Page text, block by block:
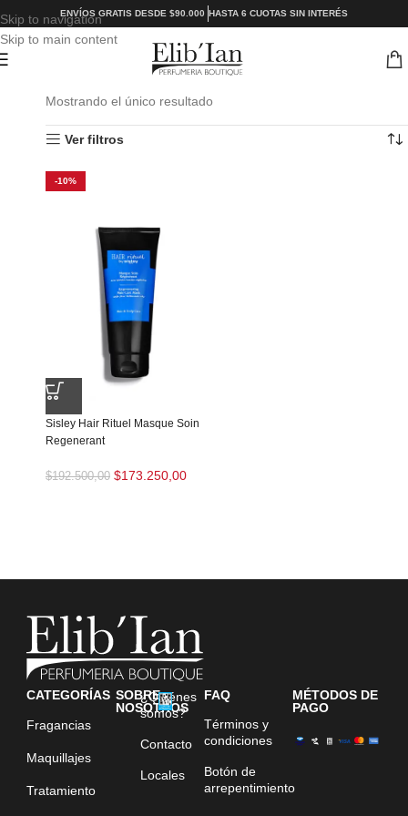
Skip to navigation
Skip to main content
ENVÍOS GRATIS DESDE $90.000 HASTA 6 CUOTAS SIN INTERÉS
Mostrando el único resultado
Ver filtros
-10%
Sisley Hair Rituel Masque Soin
Regenerant
$192.500,00 $173.250,00
CATEGORÍAS
Fragancias
Maquillajes
Tratamiento
SOBRE
NOSOTROS
¿Quiénes
somos?
Contacto
Locales
FAQ
Términos y
condiciones
Botón de
arrepentimiento
MÉTODOS DE
PAGO